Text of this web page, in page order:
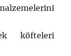
köfteleri